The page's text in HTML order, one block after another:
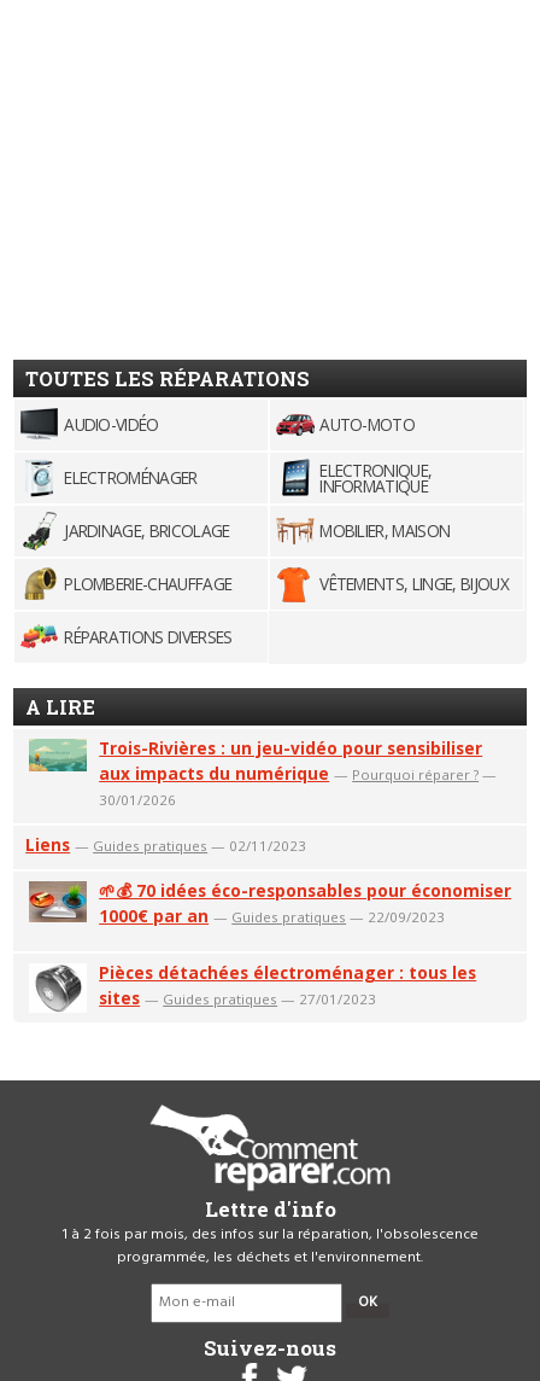
TOUTES LES RÉPARATIONS
AUDIO-VIDÉO AUTO-MOTO
ELECTROMÉNAGER ELECTRONIQUE,
INFORMATIQUE
JARDINAGE, BRICOLAGE
MOBILIER, MAISON
PLOMBERIE-CHAUFFAGE VÊTEMENTS, LINGE, BIJOUX
RÉPARATIONS DIVERSES
A LIRE
Trois-Rivières : un jeu-vidéo pour sensibiliser
aux impacts du numérique — Pourquoi réparer ? —
30/01/2026
Liens — Guides pratiques — 02/11/2023
🌱💰 70 idées éco-responsables pour économiser
1000€ par an — Guides pratiques — 22/09/2023
Pièces détachées électroménager : tous les
sites — Guides pratiques — 27/01/2023
Lettre d'info
1 à 2 fois par mois, des infos sur la réparation, l'obsolescence
programmée, les déchets et l'environnement.
OK
Suivez-nous